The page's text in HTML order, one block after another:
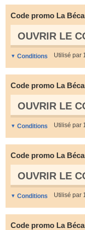
Code promo La
OUVRIR LE
Conditions Utilisé par
Code promo La
OUVRIR LE
Conditions Utilisé par
Code promo La
OUVRIR LE
Conditions Utilisé par
Code promo La